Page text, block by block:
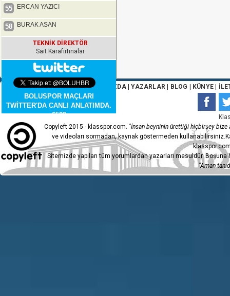
55 ERCAN YAZICI
58 BURAK ASAN
TEKNİK DİREKTÖR
Sait Karafırtınalar
BOLUSPOR MAÇLARI
TWİTTER'DA CANLI ANLATIMDA.
6509
ANA SAYFA|HAKKIMIZDA|YAZARLAR BLOG KÜNYE|
Copyleft 2015 - klasspor.com. "İnsan beyninin ürettiği hiçbirşey bize
ve videoları sormadan, kaynak göstermeden
Sitemizde yapılan tüm yorumlardan yazarları mesuldür.
"Aman